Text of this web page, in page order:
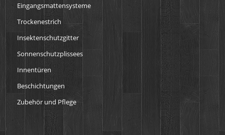
Eingangsmattensysteme
Trockenestrich
Insektenschutzgitter
Sonnenschutzplissees
Innentüren
Beschichtungen
Zubehör und Pflege